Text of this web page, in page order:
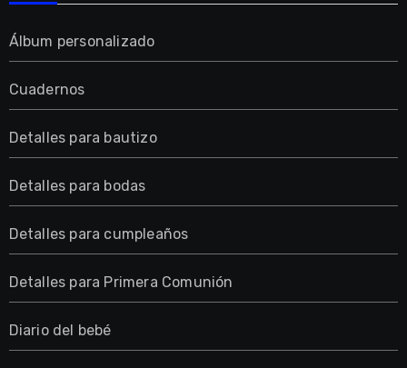
Álbum personalizado
Cuadernos
Detalles para bautizo
Detalles para bodas
Detalles para cumpleaños
Detalles para Primera Comunión
Diario del bebé